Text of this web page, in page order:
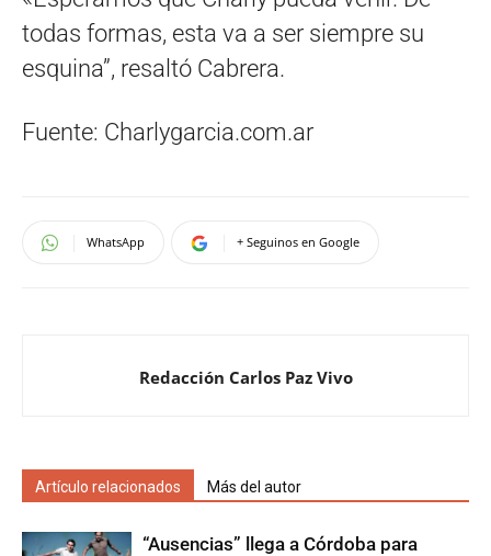
todas formas, esta va a ser siempre su
esquina”, resaltó Cabrera.
Fuente: Charlygarcia.com.ar
WhatsApp + Seguinos en Google
Redacción Carlos Paz Vivo
Artículo relacionados Más del autor
“Ausencias” llega a Córdoba para